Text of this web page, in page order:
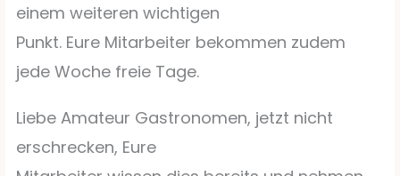
einem weiteren wichtigen
Punkt. Eure Mitarbeiter bekommen zudem
jede Woche freie Tage.
Liebe Amateur Gastronomen, jetzt nicht
erschrecken, Eure